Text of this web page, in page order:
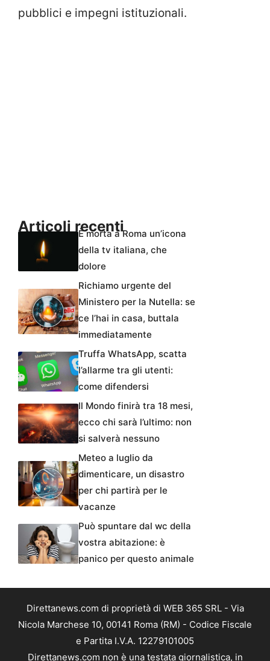
pubblici e impegni istituzionali.
Articoli recentiÈ morta a Roma un’icona
della tv italiana, che
dolore
Richiamo urgente del
Ministero per la Nutella: se
ce l’hai in casa, buttala
immediatamente
Truffa WhatsApp, scatta
l’allarme tra gli utenti:
come difendersi
Il Mondo finirà tra 18 mesi,
ecco chi sarà l’ultimo: non
si salverà nessuno
Meteo a luglio da
dimenticare, un disastro
per chi partirà per le
vacanze
Può spuntare dal wc della
vostra abitazione: è
panico per questo animale
Direttanews.com di proprietà di WEB 365 SRL - Via
Nicola Marchese 10, 00141 Roma (RM) - Codice Fiscale
e Partita I.V.A. 12279101005
Direttanews.com non è una testata giornalistica, in